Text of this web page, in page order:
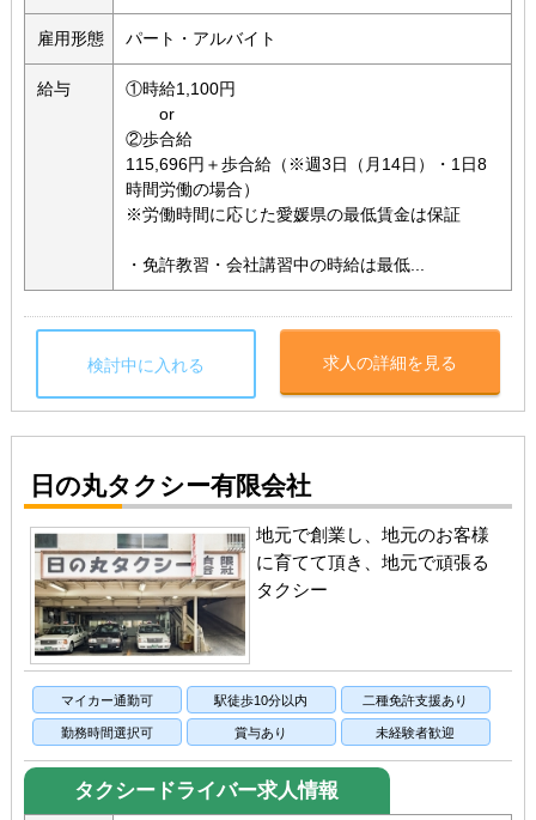
雇用形態 パート・アルバイト
給与
①時給1,100円
or
②歩合給
115,696円＋歩合給（※週3日（月14日）・1日8
時間労働の場合）
※労働時間に応じた愛媛県の最低賃金は保証
・免許教習・会社講習中の時給は最低...
検討中に入れる 求人の詳細を見る
日の丸タクシー有限会社
地元で創業し、地元のお客様
に育てて頂き、地元で頑張る
タクシー
マイカー通勤可 駅徒歩10分以内 二種免許支援あり
勤務時間選択可 賞与あり 未経験者歓迎
タクシードライバー求人情報